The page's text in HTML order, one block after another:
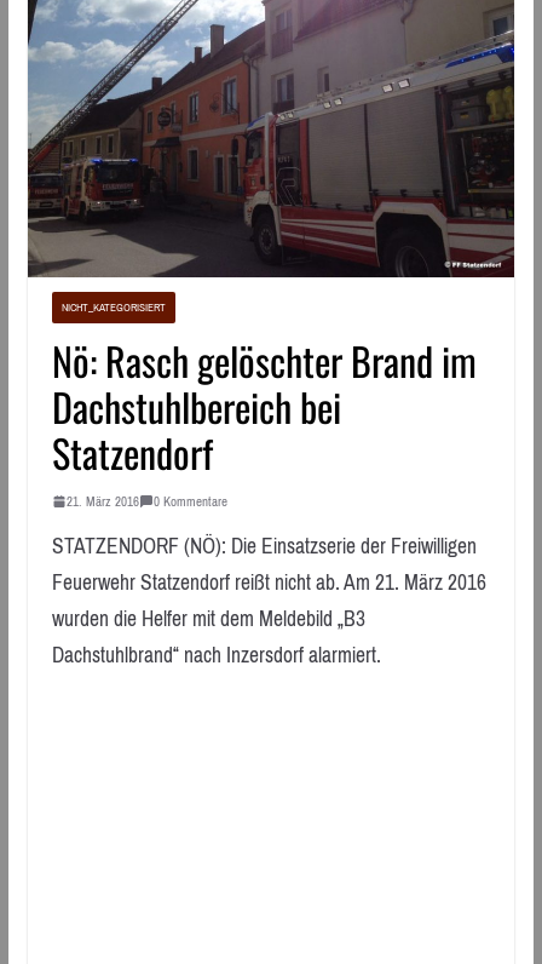
NICHT_KATEGORISIERT
Nö: Rasch gelöschter Brand im
Dachstuhlbereich bei
Statzendorf
21. März 2016 0 Kommentare
STATZENDORF (NÖ): Die Einsatzserie der Freiwilligen
Feuerwehr Statzendorf reißt nicht ab. Am 21. März 2016
wurden die Helfer mit dem Meldebild „B3
Dachstuhlbrand“ nach Inzersdorf alarmiert.